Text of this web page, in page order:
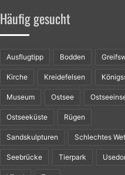
Häufig gesucht
Ausflugtipp Bodden
Kirche Kreidefelsen
Museum Ostsee
Ostseeküste Rügen
Sandskulpturen Schlechtes
Seebrücke Tierpark